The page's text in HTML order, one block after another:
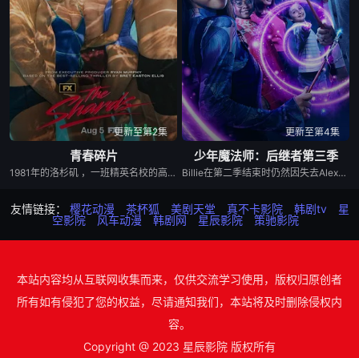
更新至第2集
青春碎片
1981年的洛杉矶 ，一班精英名校的高中生原本过住灿烂生活，直至一位神秘转校生出现。与此同时，专门猎杀青少年的连环杀人魔“The Trawler”在市内肆虐，令似乎美好的青春岁月，瞬间变成挥之不去的梦...
更新至第4集
少年魔法师：后继者第三季
Billie在第二季结束时仍然因失去Alex而感到震惊，她发现拯救母亲的唯一方法就是与失散多年的父亲团聚。当她的家人联合起来寻找亚历克斯时，比利意识到他们的联合力量是俄罗斯人击败困扰他们的邪恶的唯一途径。
友情链接： 樱花动漫 茶杯狐 美剧天堂 真不卡影院 韩剧tv
星
空影院
风车动漫 韩剧网 星辰影院 策驰影院
本站内容均从互联网收集而来，仅供交流学习使用，版权归原创者
所有如有侵犯了您的权益，尽请通知我们，本站将及时删除侵权内
容。
Copyright @ 2023 星辰影院 版权所有